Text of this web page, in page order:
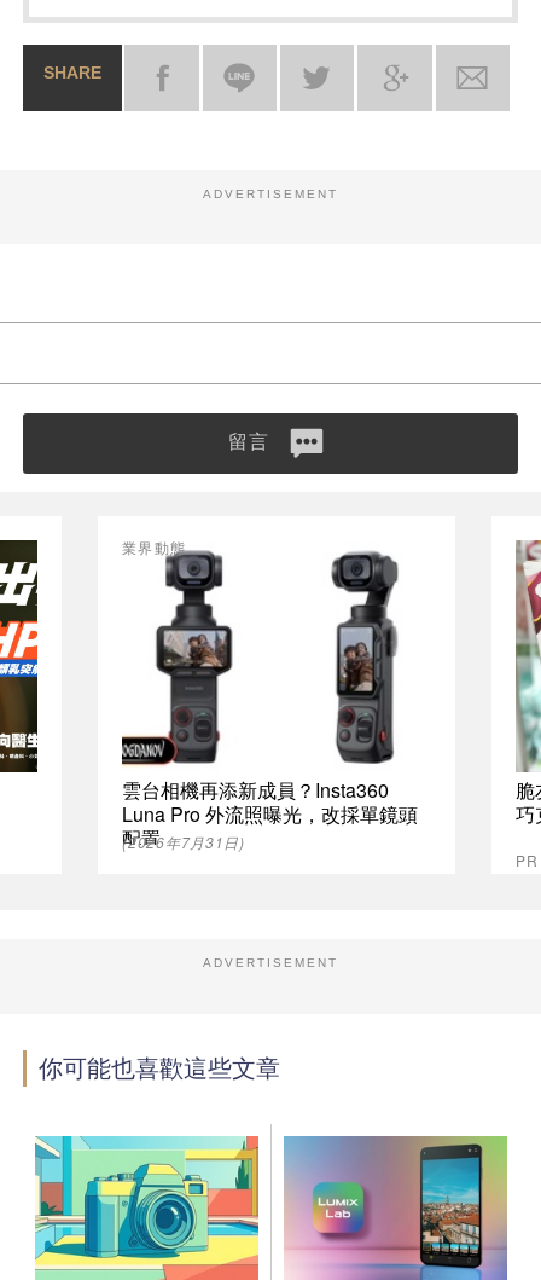
SHARE
ADVERTISEMENT
留言
雲台相機再添新成員？Insta360
Luna Pro 外流照曝光，改採單鏡頭
配置
業界動態
(2026年7月31日)
脆
巧
ADVERTISEMENT
你可能也喜歡這些文章